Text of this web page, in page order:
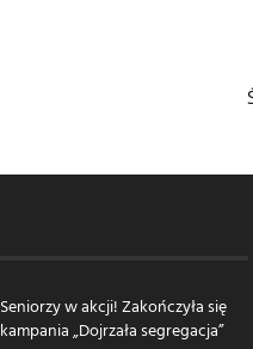
Seniorzy w akcji! Zakończyła się
kampania „Dojrzała segregacja”